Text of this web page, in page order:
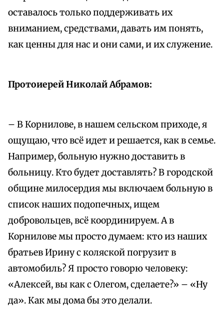
оставалось только поддерживать их
вниманием, средствами, давать им понять,
как ценны для нас и они сами, и их служение.
Протоиерей Николай Абрамов:
– В Корнилове, в нашем сельском приходе, я
ощущаю, что всё идет и решается, как в семье.
Например, больную нужно доставить в
больницу. Кто будет доставлять? В городской
общине милосердия мы включаем больную в
список наших подопечных, ищем
добровольцев, всё координируем. А в
Корнилове мы просто думаем: кто из наших
братьев Ирину с коляской погрузит в
автомобиль? Я просто говорю человеку:
«Алексей, вы как с Олегом, сделаете?» – «Ну
да». Как мы дома бы это делали.